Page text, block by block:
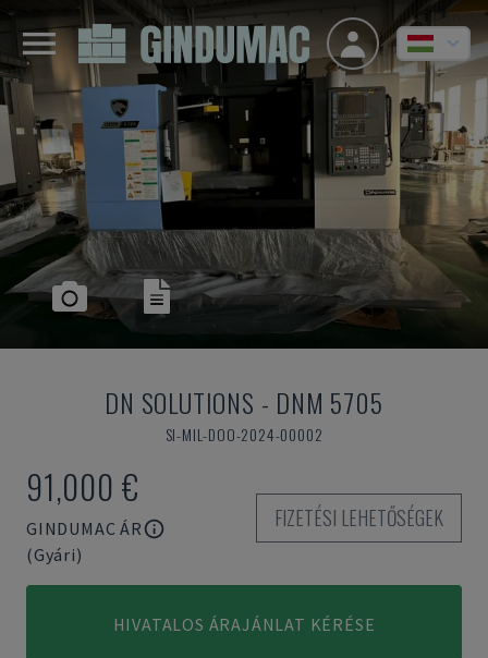
DN SOLUTIONS - DNM 5705
SI-MIL-DOO-2024-00002
91,000 €
GINDUMAC ÁR
(Gyári)
FIZETÉSI LEHETŐSÉGEK
HIVATALOS ÁRAJÁNLAT KÉRÉSE